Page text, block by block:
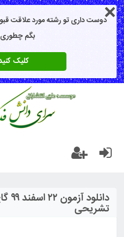
دوست داری تو رشته مورد علاقت
بگم
کلیک
تشریحی